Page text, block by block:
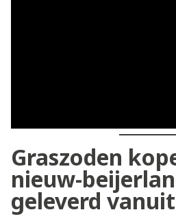
Graszoden
nieuw-
geleverd